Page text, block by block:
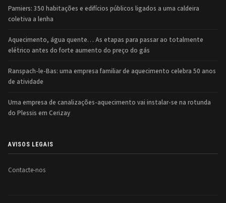
Pamiers: 350 habitações e edifícios públicos ligados a uma caldeira
coletiva a lenha
Aquecimento, água quente… As etapas para passar ao totalmente
elétrico antes do forte aumento do preço do gás
Ranspach-le-Bas: uma empresa familiar de aquecimento celebra 50 anos
de atividade
Uma empresa de canalizações-aquecimento vai instalar-se na rotunda
do Plessis em Cerizay
AVISOS LEGAIS
Contacte-nos